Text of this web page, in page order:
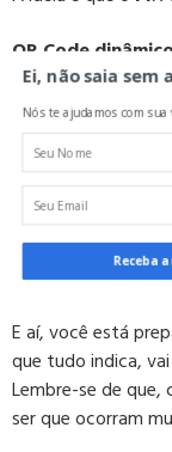
QR Code dinâmico
para cada
informações a
forma, será
QR Code estático:
código que valerá
transações
especificado pelo
E aí, você está
que tudo indica,
Lembre-se de que,
ser que ocorram
Ei, não saia sem
Nós te ajudamos com sua
Receba